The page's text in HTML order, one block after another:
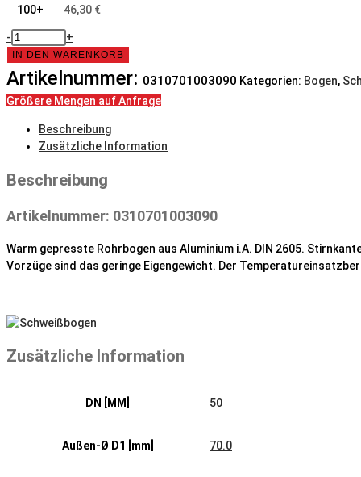
100+ 46,30 €
Bogen,
70x10,0,
90°,
N3,
6060
- +
IN DEN WARENKORB
Artikelnummer: 0310701003090 Kategorien: Bogen,
Größere Mengen auf Anfrage
Beschreibung
Zusätzliche Information
Beschreibung
Artikelnummer: 0310701003090
Warm gepresste Rohrbogen aus Aluminium i.A. DIN 2605.
Vorzüge sind das geringe Eigengewicht. Der
Zusätzliche Information
DN [MM] 50
Außen-Ø D1 [mm] 70.0